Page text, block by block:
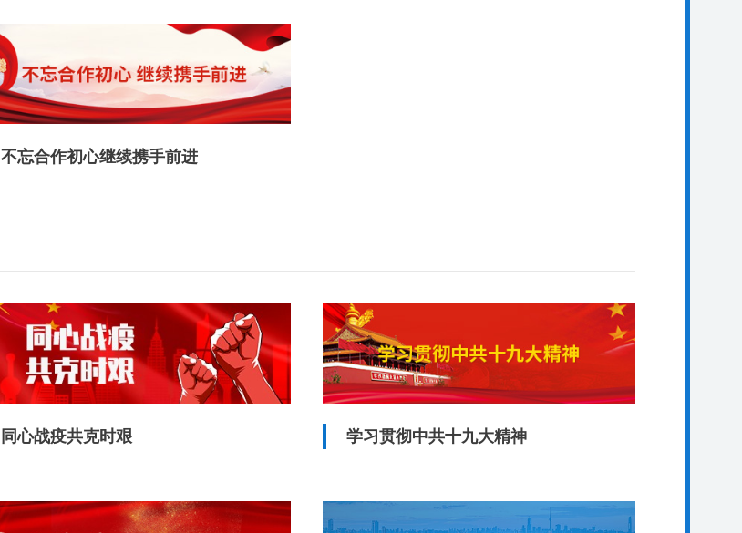
不忘合作初心继续携手前进
同心战疫共克时艰 学习贯彻中共十九大精神